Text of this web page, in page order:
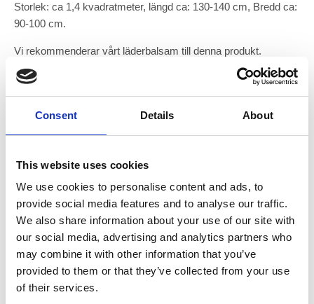
Consent Details About
This website uses cookies
We use cookies to personalise content and ads, to
provide social media features and to analyse our traffic.
We also share information about your use of our site with
our social media, advertising and analytics partners who
may combine it with other information that you’ve
provided to them or that they’ve collected from your use
of their services.
Storlek: ca 1,4 kvadratmeter, längd ca: 130-140 cm, Bredd ca:
90-100 cm.
Vi rekommenderar vårt läderbalsam till denna produkt.
SPECIFIKATIONER
Du kanske också är intresserad av
Läderbalsam